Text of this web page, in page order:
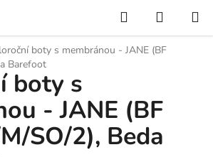
Hledat
KOŠÍK
boty s membránou - JANE (BF
Barefoot
boty s
- JANE (BF
SO/2), Beda